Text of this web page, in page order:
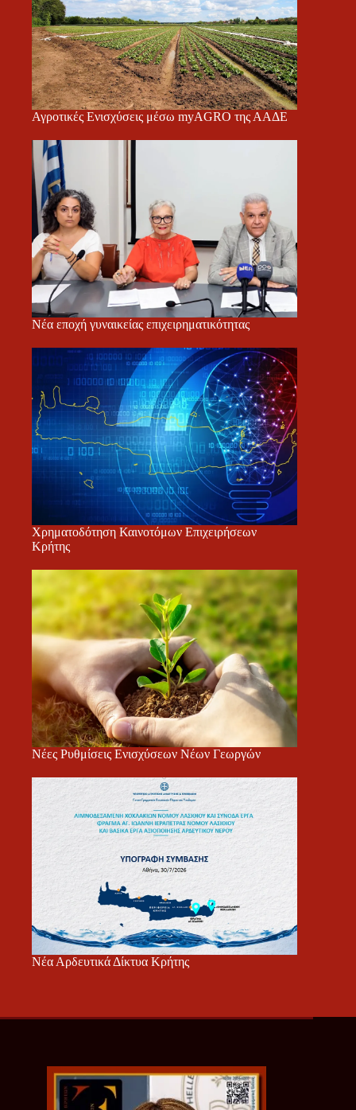
Αγροτικές Ενισχύσεις μέσω myAGRO της ΑΑΔΕ
Νέα εποχή γυναικείας επιχειρηματικότητας
Χρηματοδότηση Καινοτόμων Επιχειρήσεων
Κρήτης
Νέες Ρυθμίσεις Ενισχύσεων Νέων Γεωργών
Νέα Αρδευτικά Δίκτυα Κρήτης